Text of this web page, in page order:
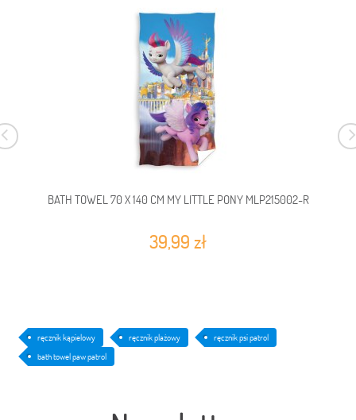
BATH TOWEL 70 X 140 CM MY LITTLE PONY MLP215002-R
39,99 zł
ręcznik kąpielowy ręcznik plażowy
ręcznik psi patrol
bath towel paw patrol